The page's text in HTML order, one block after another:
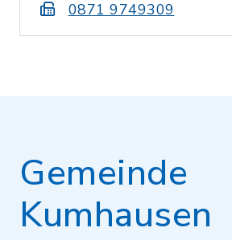
0871 9749309
Gemeinde
Kumhausen